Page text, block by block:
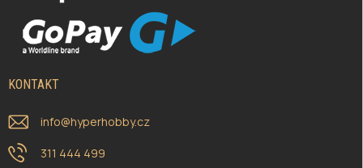
KONTAKT
info@hyperhobby.cz
311 444 499